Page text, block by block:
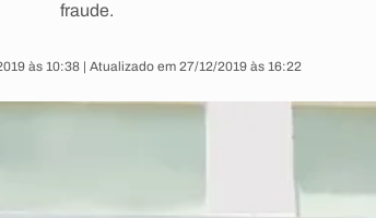
fraude.
às 10:38 | Atualizado em 27/12/2019 às 16:22